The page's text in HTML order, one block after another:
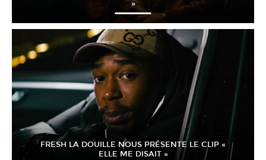
»
FRESH LA DOUILLE NOUS PRÉSENTE LE CLIP «
ELLE ME DISAIT »